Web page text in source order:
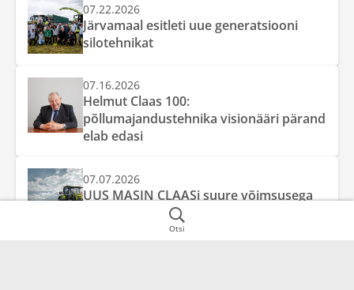
Otsi
07.22.2026
Järvamaal esitleti uue generatsiooni
silotehnikat
07.16.2026
Helmut Claas 100:
põllumajandustehnika visionääri pärand
elab edasi
07.07.2026
UUS MASIN CLAASi suure võimsusega
traktorite klassis – AXION 8